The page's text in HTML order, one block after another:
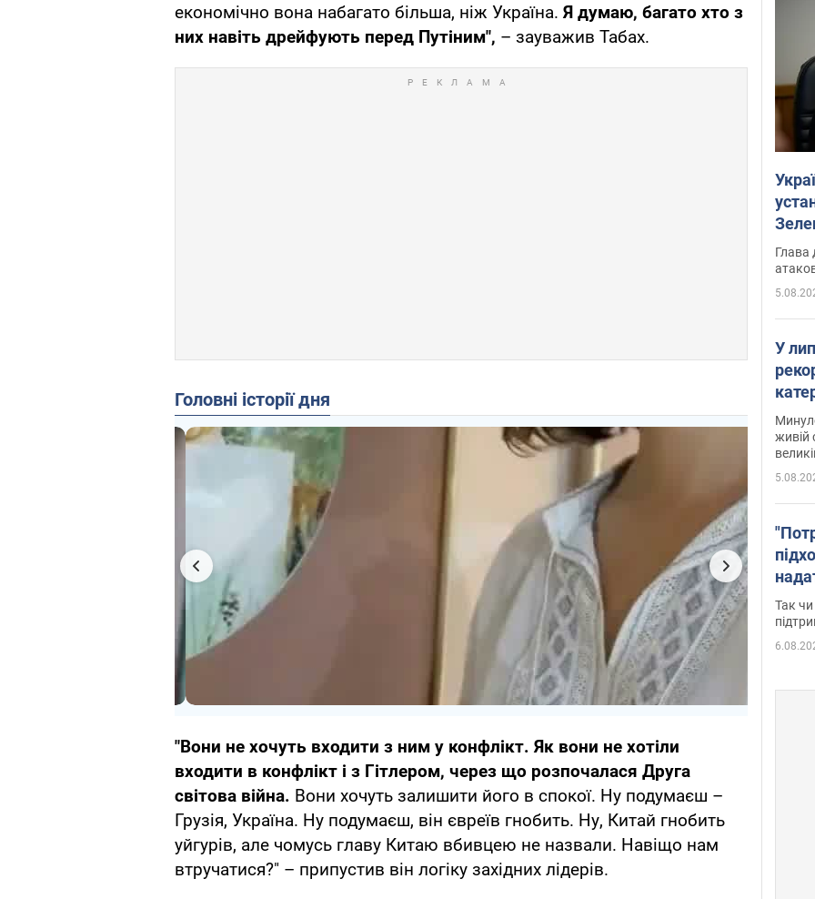
економічно вона набагато більша, ніж Україна. Я думаю, багато хто з
них навіть дрейфують перед Путіним", – зауважив Табах.
Головні історії дня
"Вони не хочуть входити з ним у конфлікт. Як вони не хотіли
входити в конфлікт і з Гітлером, через що розпочалася Друга
світова війна. Вони хочуть залишити його в спокої. Ну подумаєш –
Грузія, Україна. Ну подумаєш, він євреїв гнобить. Ну, Китай гнобить
уйгурів, але чомусь главу Китаю вбивцею не назвали. Навіщо нам
втручатися?" – припустив він логіку західних лідерів.
Глава
У
живій
Так чи